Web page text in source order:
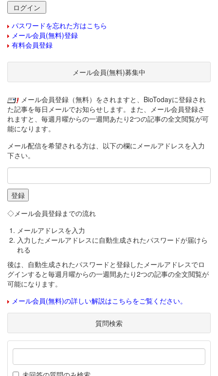
パスワードを忘れた方はこちら
メール会員(無料)登録
有料会員登録
メール会員(無料)募集中
メール会員登録（無料）をされますと、BioTodayに登録され
た記事を毎日メールでお知らせします。また、メール会員登録さ
れますと、毎週月曜からの一週間あたり2つの記事の全文閲覧が可
能になります。
メール配信を希望される方は、以下の欄にメールアドレスを入力
下さい。
◇メール会員登録までの流れ
メールアドレスを入力
入力したメールアドレスに自動生成されたパスワードが届けら
れる
後は、自動生成されたパスワードと登録したメールアドレスでロ
グインすると毎週月曜からの一週間あたり2つの記事の全文閲覧が
可能になります。
メール会員(無料)の詳しい解説はこちらをご覧ください。
質問検索